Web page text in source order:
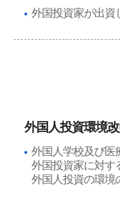
外国投資家が出資
外国人投資環境
外国人学校及び医
外国投資家に対す
外国人投資の環境